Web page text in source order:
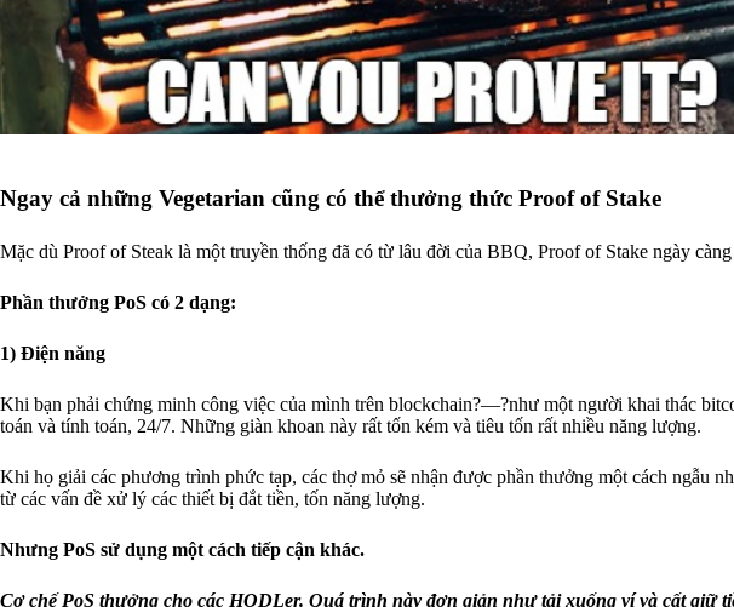
Ngay cả những Vegetarian cũng có thể thưởng thức Proof of Stake
Mặc dù Proof of Steak là một truyền thống đã có từ lâu đời của BBQ, Proof of Stake ngày
Phần thưởng PoS có 2 dạng:
1) Điện năng
Khi bạn phải chứng minh công việc của mình trên blockchain?—?như một người khai thác
toán và tính toán, 24/7. Những giàn khoan này rất tốn kém và tiêu tốn rất nhiều năng lượng.
Khi họ giải các phương trình phức tạp, các thợ mỏ sẽ nhận được phần thưởng một cách ngẫu
từ các vấn đề xử lý các thiết bị đắt tiền, tốn năng lượng.
Nhưng PoS sử dụng một cách tiếp cận khác.
Cơ chế PoS thưởng cho các HODLer. Quá trình này đơn giản như tải xuống ví và cất